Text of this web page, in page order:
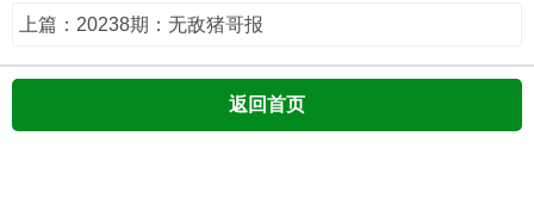
上篇：20238期：无敌猪哥报
返回首页